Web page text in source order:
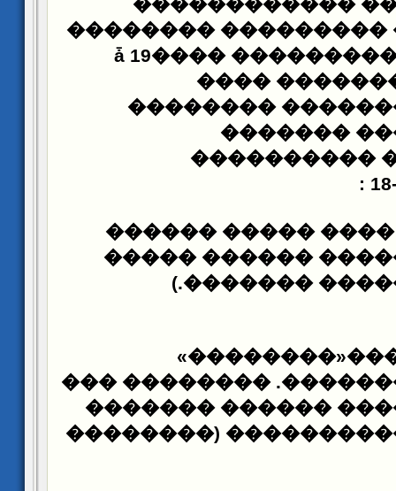
������������
���� ������
��������ǡ 19����
����
��������
�������
����������
:
��������� ����
��������� �����
��������
������
���������. ��������
������ �������
����
)
��������